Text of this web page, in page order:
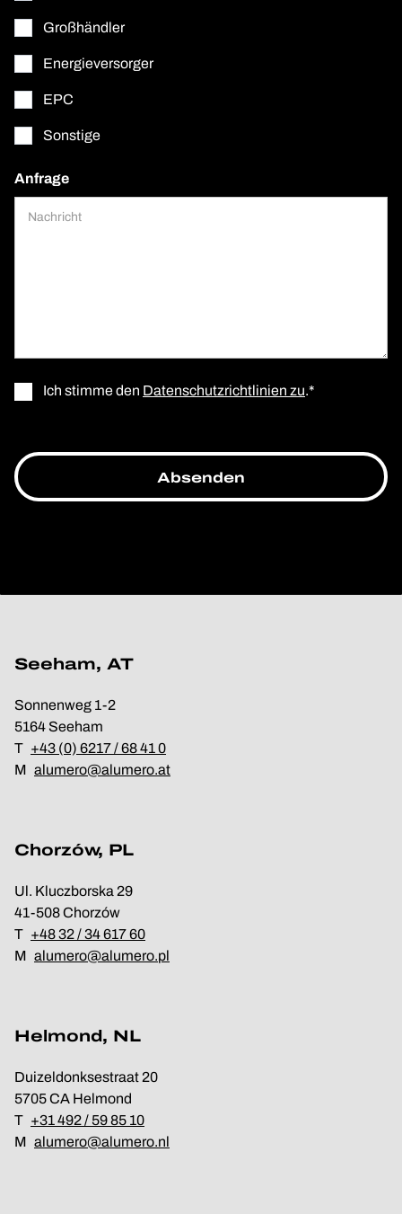
Großhändler
Energieversorger
EPC
Sonstige
Anfrage
Ich stimme den Datenschutzrichtlinien zu.*
Seeham, AT
Sonnenweg 1-2
5164 Seeham
T +43 (0) 6217 / 68 41 0
M alumero@alumero.at
Chorzów, PL
Ul. Kluczborska 29
41-508 Chorzów
T +48 32 / 34 617 60
M alumero@alumero.pl
Helmond, NL
Duizeldonksestraat 20
5705 CA Helmond
T +31 492 / 59 85 10
M alumero@alumero.nl